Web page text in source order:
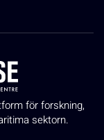
för forskning,
sektorn.